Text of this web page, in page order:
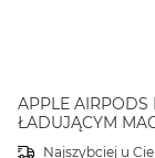
APPLE AIRPODS
ŁADUJĄCYM
Najszybciej u